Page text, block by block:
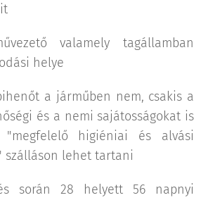
valamely tagállamban
helye
a járműben nem, csakis a
és a nemi sajátosságokat is
"megfelelő higiéniai és alvási
lehet tartani
során 28 helyett 56 napnyi